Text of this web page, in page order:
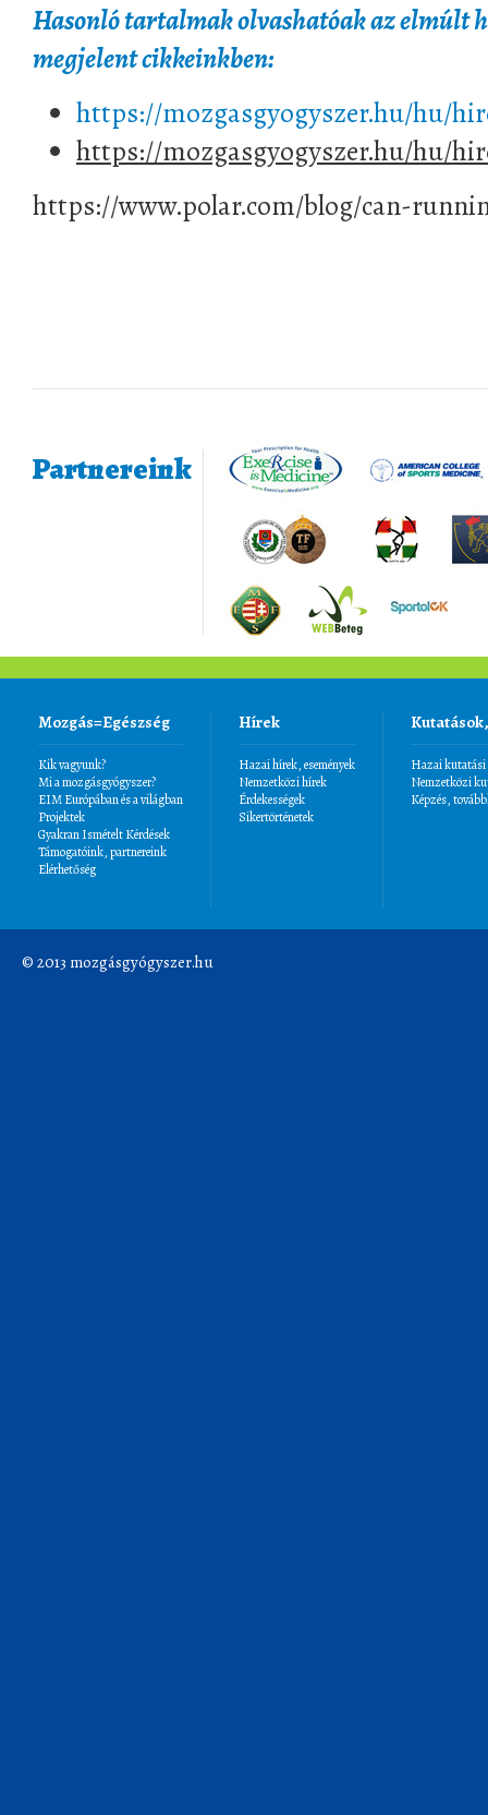
Hasonló tartalmak olvashatóak az elmúlt
megjelent cikkeinkben:
https://mozgasgyogyszer.hu/hu/
https://mozgasgyogyszer.hu/hu/
https://www.polar.com/blog/can-
Partnereink
Mozgás=Egészség
Kik vagyunk?
Mi a mozgásgyógyszer?
EIM Európában és a világban
Projektek
Gyakran Ismételt Kérdések
Támogatóink, partnereink
Elérhetőség
Hírek
Hazai hírek, események
Nemzetközi hírek
Érdekességek
Sikertörténetek
Hazai kutatási
Nemzetközi
Képzés,
© 2013 mozgásgyógyszer.hu